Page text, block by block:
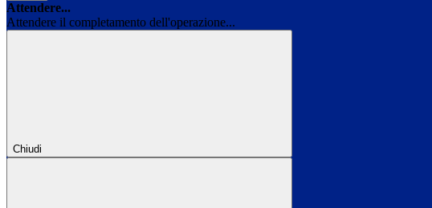
Attendere...
Attendere il completamento dell'operazione...
Chiudi